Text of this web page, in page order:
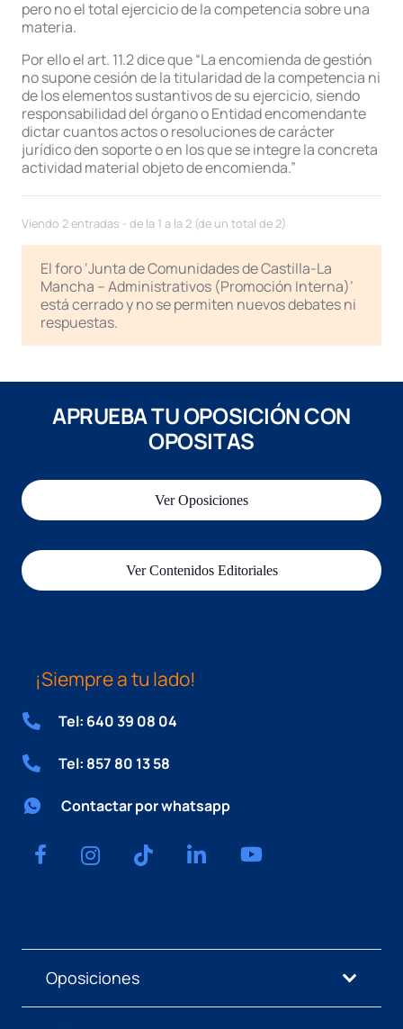
pero no el total ejercicio de la competencia sobre una
materia.
Por ello el art. 11.2 dice que “La encomienda de gestión
no supone cesión de la titularidad de la competencia ni
de los elementos sustantivos de su ejercicio, siendo
responsabilidad del órgano o Entidad encomendante
dictar cuantos actos o resoluciones de carácter
jurídico den soporte o en los que se integre la concreta
actividad material objeto de encomienda.”
Viendo 2 entradas - de la 1 a la 2 (de un total de 2)
El foro ‘Junta de Comunidades de Castilla-La
Mancha – Administrativos (Promoción Interna)’
está cerrado y no se permiten nuevos debates ni
respuestas.
APRUEBA TU OPOSICIÓN CON
OPOSITAS
Ver Oposiciones
Ver Contenidos Editoriales
¡Siempre a tu lado!
Tel: 640 39 08 04
Tel: 857 80 13 58
Contactar por whatsapp
Oposiciones